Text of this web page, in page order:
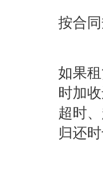
按合
如果
时加
超时
归还